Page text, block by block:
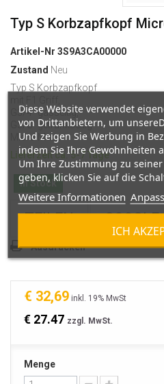
Typ S Korbzapfkopf
Artikel-Nr 3S9A3CA00000
Zustand Neu
Typ S Korbzapfkopf
G3/4"gasseitig,
G5/8" getränkseitig
Micro Matic
Lieferzeit ca. 5-7 Tage
In Stock
TEILEN
Ausdrucken
€ 32,69 inkl. 19% MwSt
€ 27.47 zzgl. MwSt.
Menge
Diese Website verwendet
von Drittanbietern, um
Und zeigen Sie Werbung in
indem Sie Ihre Gewohnheiten
Um Ihre Zustimmung zu
geben, klicken Sie auf die
Weitere Informationen
ICH